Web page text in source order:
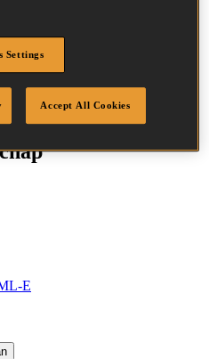
Settings
Accept All Cookies